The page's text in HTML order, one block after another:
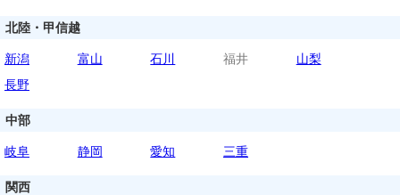
北陸・甲信越
新潟 富山 石川 福井
山梨
長野
中部
岐阜 静岡 愛知 三重
関西